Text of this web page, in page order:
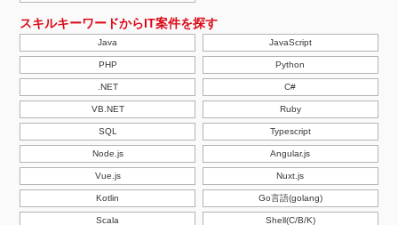
スキルキーワードからIT案件を探す
Java JavaScript
PHP Python
.NET C#
VB.NET Ruby
SQL Typescript
Node.js Angular.js
Vue.js Nuxt.js
Kotlin Go言語(golang)
Scala Shell(C/B/K)